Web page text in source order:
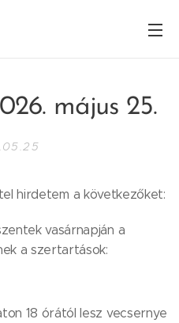
május 25.
hirdetem a következőket:
vasárnapján a
a szertartások:
18 órától lesz vecsernye